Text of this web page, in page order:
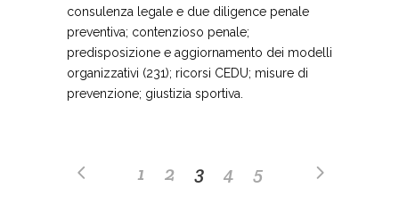
consulenza legale e due diligence penale
preventiva; contenzioso penale;
predisposizione e aggiornamento dei modelli
organizzativi (231); ricorsi CEDU; misure di
prevenzione; giustizia sportiva.
1 2 3 4 5